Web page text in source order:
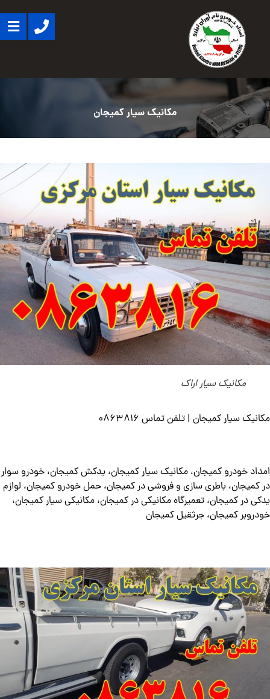
مکانیک سیار کمیجان
مکانیک سیار اراک
مکانیک سیار کمیجان | تلفن تماس 0863816
امداد خودرو کمیجان، مکانیک سیار کمیجان، یدکش کمیجان، خودرو سوار
در کمیجان، باطری سازی و فروشی در کمیجان، حمل خودرو کمیجان، لوازم
یدکی در کمیجان، تعمیرگاه مکانیکی در کمیجان، مکانیکی سیار کمیجان،
خودروبر کمیجان، جرثقیل کمیجان